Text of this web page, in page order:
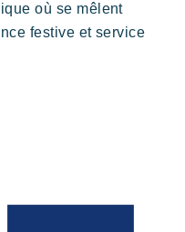
où se mêlent
festive et service